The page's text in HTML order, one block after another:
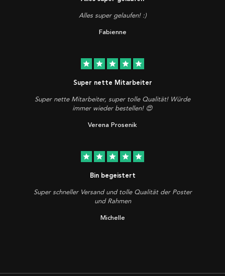
Alles super gelaufen! :)
Fabienne
star star star star star
Super nette Mitarbeiter
Super nette Mitarbeiter, super tolle Qualität! Würde
immer wieder bestellen! 😍
Verena Prosenik
star star star star star
Bin begeistert
Super schneller Versand und tolle Qualität der Poster
und Rahmen
Michelle